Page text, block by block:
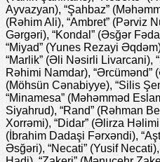
Ayvazyan), “Şahbaz”
(Rəhim Ali), “Ambret” (Pərviz
Gərgəri), “Kondal” (Əsğər
“Miyad” (Yunes Rezayi
“Marlik” (Əli Nəsirli Livarcani),
Rəhimi Namdar), “Ərcümənd”
(Möhsün Cənabiyye), “Silis
“Minamesa” (Məhəmməd
Siyahrud), “Rand” (Rəhman
Xorrəmi), “Didar” (Əlirza
(İbrahim Dadaşi Fərxəndi),
Əsğəri), “Necati” (Yusif